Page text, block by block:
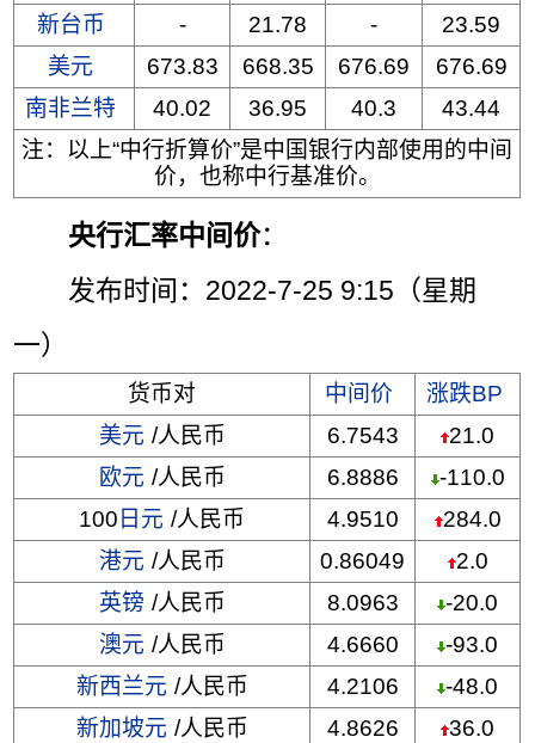
新台币 - 21.78 -
23.59
美元
673.83 668.35 676.69
676.69
南非兰特
40.02 36.95 40.3
43.44
注：以上“中行折算价”是中国银行内部使用的中间
价，也称中行基准价。
央行汇率中间价：
发布时间：2022-7-25 9:15（星期
一）
货币对 中间价
涨跌BP
美元 /人民币 6.7543
21.0
欧元 /人民币 6.8886
-110.0
100 日元 /人民币 4.9510
284.0
港元 /人民币 0.86049
2.0
英镑 /人民币 8.0963
-20.0
澳元 /人民币 4.6660
-93.0
新西兰元 /人民币 4.2106
-48.0
新加坡元 /人民币 4.8626
36.0